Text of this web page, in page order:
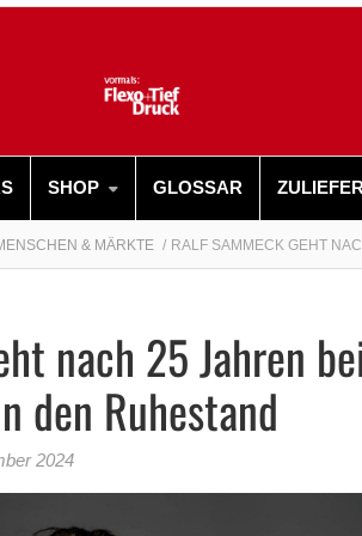
SHOP GLOSSAR
& MÄRKTE RALF SAMMECK GEHT
nach 25 Jahren
den Ruhestand
2024